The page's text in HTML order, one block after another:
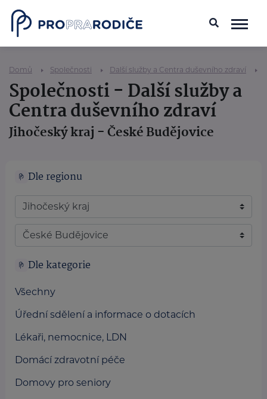
Domů Společnosti Další služby a Centra duševního zdraví
Společnosti - Další služby a
Centra duševního zdraví
Jihočeský kraj - České Budějovice
Dle regionu
Dle kategorie
Všechny
Úřední sdělení a informace o dotacích
Lékaři, nemocnice, LDN
Domácí zdravotní péče
Domovy pro seniory